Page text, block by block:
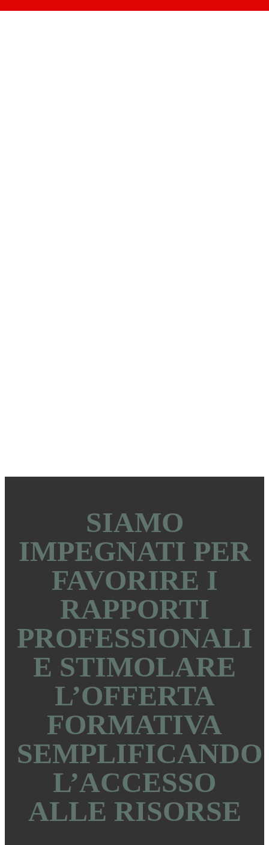
SIAMO
IMPEGNATI PER
FAVORIRE I
RAPPORTI
PROFESSIONALI
E STIMOLARE
L’OFFERTA
FORMATIVA
SEMPLIFICANDO
L’ACCESSO
ALLE RISORSE